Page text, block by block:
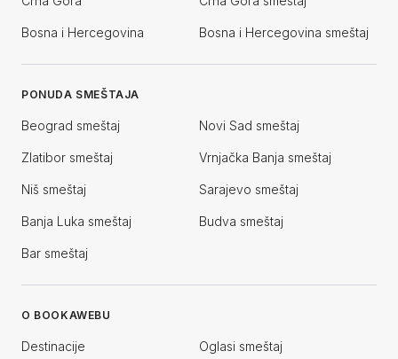
Bosna i Hercegovina Bosna i Hercegovina smeštaj
PONUDA SMEŠTAJA
Beograd smeštaj Novi Sad smeštaj
Zlatibor smeštaj Vrnjačka Banja smeštaj
Niš smeštaj Sarajevo smeštaj
Banja Luka smeštaj Budva smeštaj
Bar smeštaj
O BOOKAWEBU
Destinacije Oglasi smeštaj